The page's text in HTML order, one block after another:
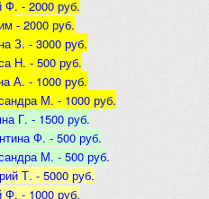
- 2000 руб.
- 2000 руб.
З. - 3000 руб.
Н. - 500 руб.
А. - 1000 руб.
М. - 1000 руб.
Г. - 1500 руб.
Ф. - 500 руб.
М. - 500 руб.
Т. - 5000 руб.
Ф. - 1000 руб.